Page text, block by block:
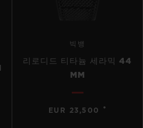
빅뱅
리로디드 티타늄 세라믹 44
MM
EUR 23,500 •